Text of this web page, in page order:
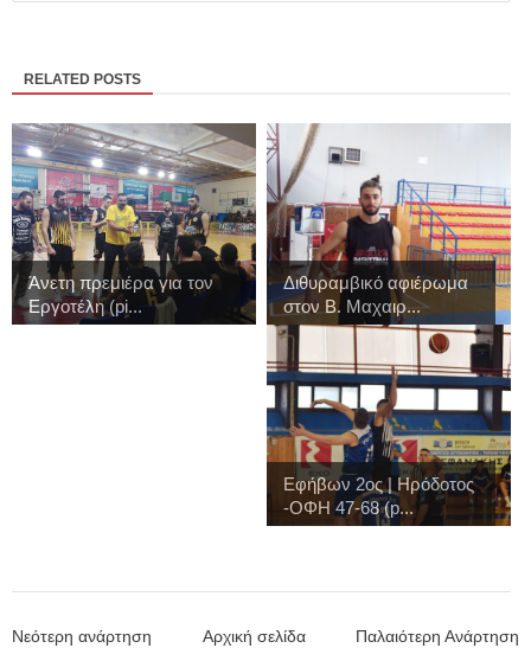
RELATED POSTS
Άνετη πρεμιέρα για τον
Εργοτέλη (pi...
Διθυραμβικό αφιέρωμα
στον Β. Μαχαιρ...
Εφήβων 2ος | Ηρόδοτος
-ΟΦΗ 47-68 (p...
Νεότερη ανάρτηση Παλαιότερη Ανάρτηση
Αρχική σελίδα